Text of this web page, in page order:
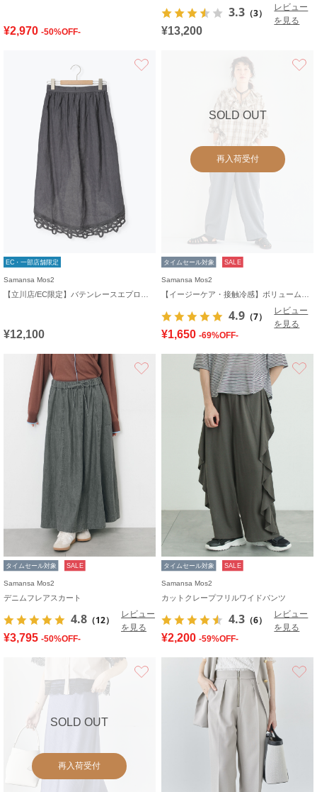
¥2,970 -50%OFF-
3.3 （3）
レビュー
を見る
¥13,200
EC・一部店舗限定
Samansa Mos2
¥12,100
SOLD OUT
再入荷受付
タイムセール対象 SALE
Samansa Mos2
4.9 （7）
レビュー
を見る
¥1,650 -69%OFF-
お気に入り
タイムセール対象 SALE
Samansa Mos2
デニムフレアスカート
4.8 （12）
レビュー
を見る
¥3,795 -50%OFF-
タイムセール対象 SALE
Samansa Mos2
カットクレープフリルワイドパンツ
4.3 （6）
レビュー
を見る
¥2,200 -59%OFF-
SOLD OUT
再入荷受付